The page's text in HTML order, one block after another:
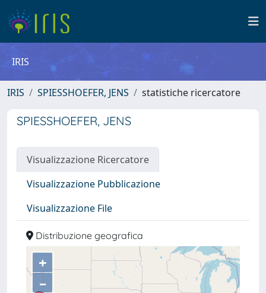
IRIS
IRIS SPIESSHOEFER, JENS statistiche ricercatore
SPIESSHOEFER, JENS
Visualizzazione Ricercatore
Visualizzazione Pubblicazione
Visualizzazione File
Distribuzione geografica
+
–